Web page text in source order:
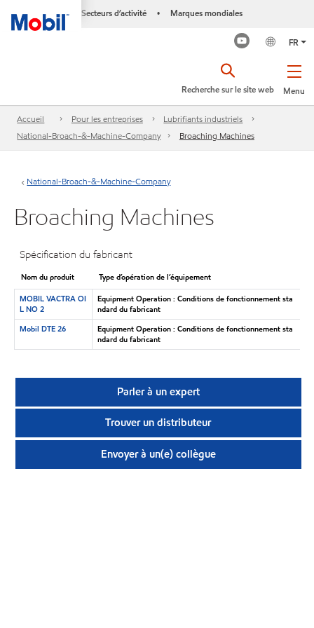
Secteurs d’activité • Marques mondiales
FR
Menu
Recherche sur le site web
Accueil Pour les entreprises
Lubrifiants industriels
National-Broach-&-Machine-Company
Broaching Machines
National-Broach-&-Machine-Company
Broaching Machines
Spécification du fabricant
Nom du produit
Type d’opération de l’équipement
MOBIL VACTRA OI
L NO 2
Equipment Operation : Conditions de fonctionnement sta
ndard du fabricant
Mobil DTE 26
Equipment Operation : Conditions de fonctionnement sta
ndard du fabricant
Parler à un expert
Trouver un distributeur
Envoyer à un(e) collègue